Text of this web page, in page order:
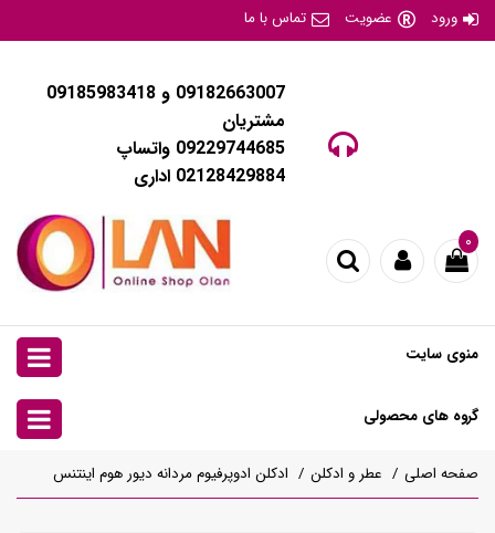
ورود عضویت تماس با ما
09182663007 و 09185983418
مشتریان
09229744685 واتساپ
02128429884 اداری
۰
منوی سایت
گروه های محصولی
صفحه اصلی عطر و ادکلن ادکلن ادوپرفیوم مردانه دیور هوم اینتنس